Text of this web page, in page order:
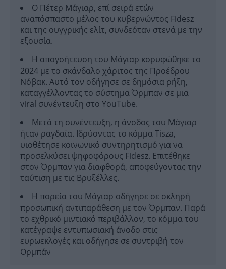
Ο Πέτερ Μάγιαρ, επί σειρά ετών
αναπόσπαστο μέλος του κυβερνώντος Fidesz
και της ουγγρικής ελίτ, συνδεόταν στενά με την
εξουσία.
Η απογοήτευση του Μάγιαρ κορυφώθηκε το
2024 με το σκάνδαλο χάριτος της Προέδρου
Νόβακ. Αυτό τον οδήγησε σε δημόσια ρήξη,
καταγγέλλοντας το σύστημα Όρμπαν σε μια
viral συνέντευξη στο YouTube.
Μετά τη συνέντευξη, η άνοδος του Μάγιαρ
ήταν ραγδαία. Ιδρύοντας το κόμμα Tisza,
υιοθέτησε κοινωνικό συντηρητισμό για να
προσελκύσει ψηφοφόρους Fidesz. Επιτέθηκε
στον Όρμπαν για διαφθορά, αποφεύγοντας την
ταύτιση με τις Βρυξέλλες.
Η πορεία του Μάγιαρ οδήγησε σε σκληρή
προσωπική αντιπαράθεση με τον Όρμπαν. Παρά
το εχθρικό μιντιακό περιβάλλον, το κόμμα του
κατέγραψε εντυπωσιακή άνοδο στις
ευρωεκλογές και οδήγησε σε συντριβή τον
Ορμπάν